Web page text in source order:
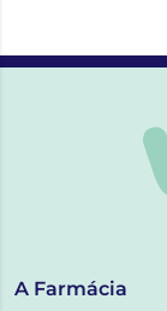
A Farmácia